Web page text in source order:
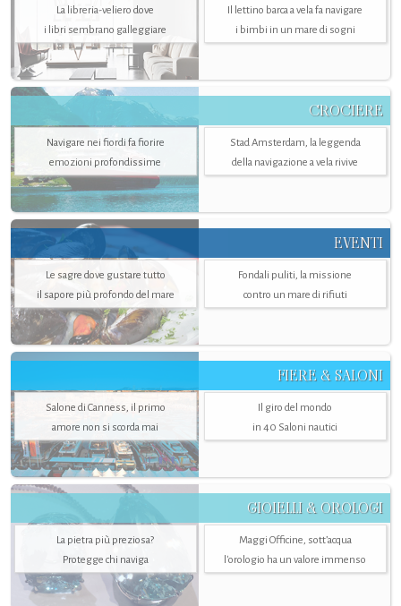
La libreria-veliero dove
i libri sembrano galleggiare
Il lettino barca a vela fa navigare
i bimbi in un mare di sogni
CROCIERE
Navigare nei fiordi fa fiorire
emozioni profondissime
Stad Amsterdam, la leggenda
della navigazione a vela rivive
EVENTI
Le sagre dove gustare tutto
il sapore più profondo del mare
Fondali puliti, la missione
contro un mare di rifiuti
FIERE & SALONI
Salone di Canness, il primo
amore non si scorda mai
Il giro del mondo
in 40 Saloni nautici
GIOIELLI & OROLOGI
La pietra più preziosa?
Protegge chi naviga
Maggi Officine, sott’acqua
l'orologio ha un valore immenso